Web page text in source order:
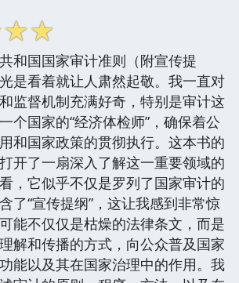
☆☆
和国国家审计准则（附宣传提
是看着就让人肃然起敬。我一直对
监督机制充满好奇，特别是审计这
个国家的“经济体检师”，确保着公
和国家政策的贯彻执行。这本书的
开了一扇深入了解这一重要领域的
，它似乎不仅是罗列了国家审计的
了“宣传提纲”，这让我感到非常惊
能不仅仅是枯燥的法律条文，而是
解和传播的方式，向公众普及国家
能以及其在国家治理中的作用。我